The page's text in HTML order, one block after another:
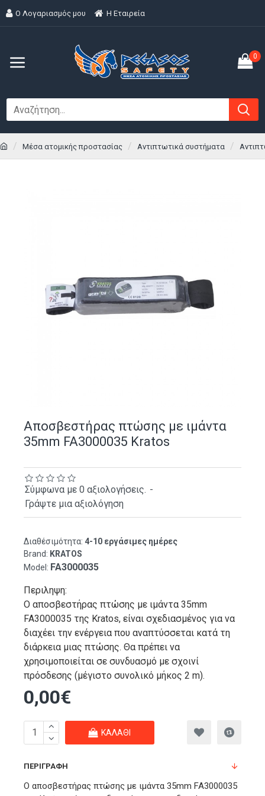
Ο Λογαριασμός μου H Εταιρεία
0
Μέσα ατομικής προστασίας Αντιπτωτικά συστήματα
Αποσβεστήρας πτώσης με ιμάντα
35mm FA3000035 Kratos
Διαθέσιμότητα: 4-10 εργάσιμες ημέρες
Brand: KRATOS
Model: FA3000035
Σύμφωνα με 0 αξιολογήσεις. -
Γράψτε μια αξιολόγηση
Περιληψη:
Ο αποσβεστήρας πτώσης με ιμάντα 35mm
FA3000035 της Kratos, είναι σχεδιασμένος για να
διαχέει την ενέργεια που αναπτύσσεται κατά τη
διάρκεια μιας πτώσης. Θα πρέπει να
χρησιμοποιείται σε συνδυασμό με σχοινί
πρόσδεσης (μέγιστο συνολικό μήκος 2 m).
0,00€
ΚΑΛΆΘΙ
ΠΕΡΙΓΡΑΦΉ
Ο αποσβεστήρας πτώσης με ιμάντα 35mm FA3000035